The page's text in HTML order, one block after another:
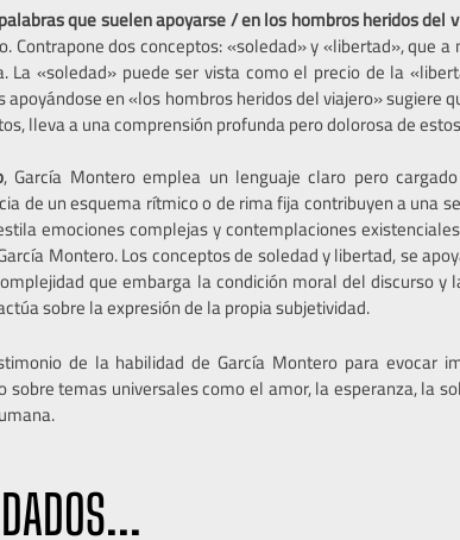
que suelen apoyarse / en los hombros heridos del
Contrapone dos conceptos: «soledad» y «libertad», que a
La «soledad» puede ser vista como el precio de la
en «los hombros heridos del viajero» sugiere
lleva a una comprensión profunda pero dolorosa de
, García Montero emplea un lenguaje claro pero
de un esquema rítmico o de rima fija contribuyen a una
emociones complejas y contemplaciones
Montero.Los conceptos de soledad y libertad, se
que embarga la condición moral del discurso y
sobre la expresión de la propia subjetividad.
de la habilidad de García Montero para evocar
temas universales como el amor, la esperanza, la